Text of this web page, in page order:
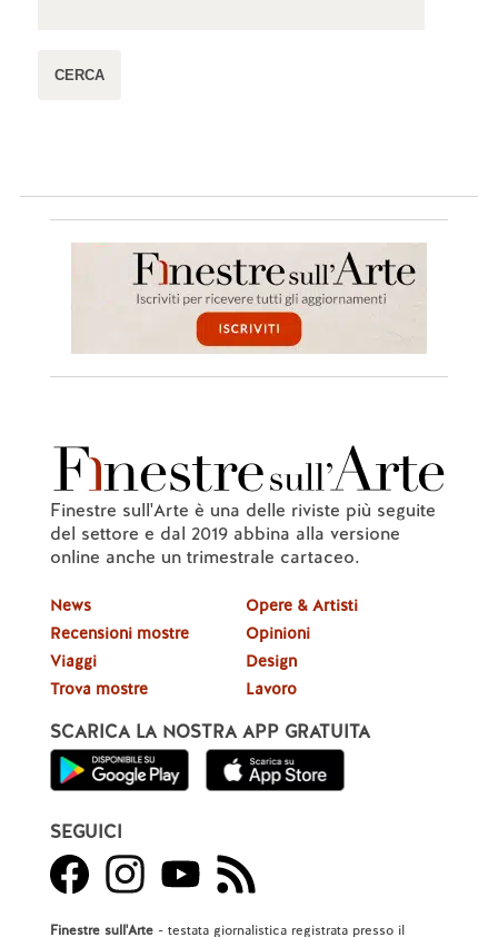
Finestre sull'Arte è una delle riviste più seguite
del settore e dal 2019 abbina alla versione
online anche un trimestrale cartaceo.
News
Recensioni mostre
Viaggi
Trova mostre
Opere & Artisti
Opinioni
Design
Lavoro
SCARICA LA NOSTRA APP GRATUITA
SEGUICI
Finestre sull'Arte- testata giornalistica registrata presso il